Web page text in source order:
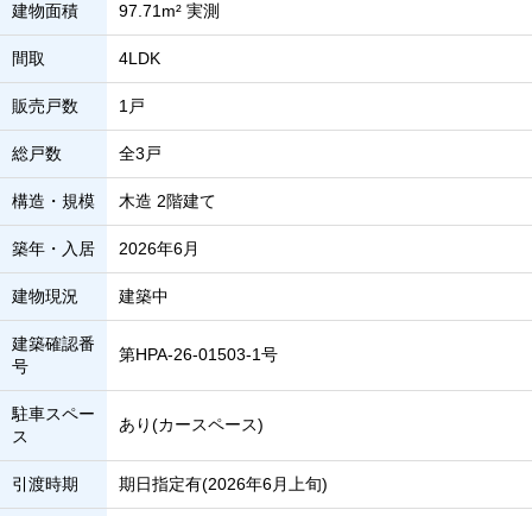
建物面積 97.71m² 実測
間取 4LDK
販売戸数 1戸
総戸数 全3戸
構造・規模 木造 2階建て
築年・入居 2026年6月
建物現況 建築中
建築確認番
号
第HPA-26-01503-1号
駐車スペー
ス
あり(カースペース)
引渡時期 期日指定有(2026年6月上旬)